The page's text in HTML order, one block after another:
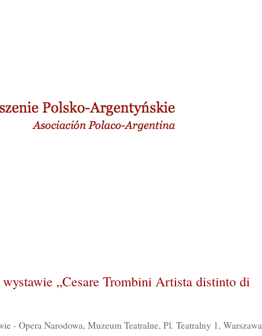
„Cesare Trombini Artista distinto di
- Opera Narodowa, Muzeum Teatralne, Pl. Teatralny 1, Warszawa